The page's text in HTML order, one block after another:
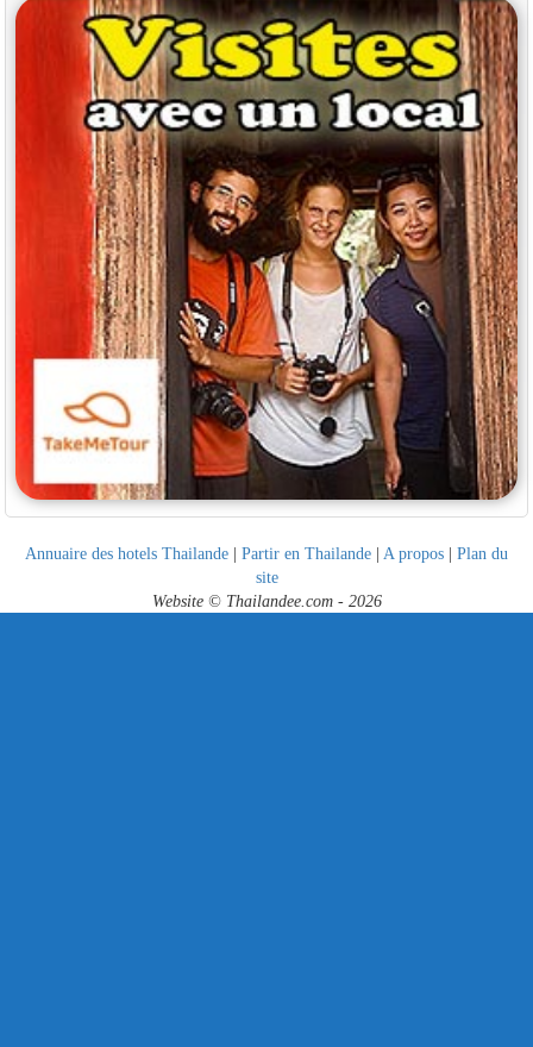
Annuaire des hotels Thailande | Partir en Thailande | A propos | Plan du
site
Website © Thailandee.com - 2026